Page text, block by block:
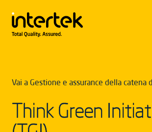
Vai a Gestione e assurance della catena
Think Green